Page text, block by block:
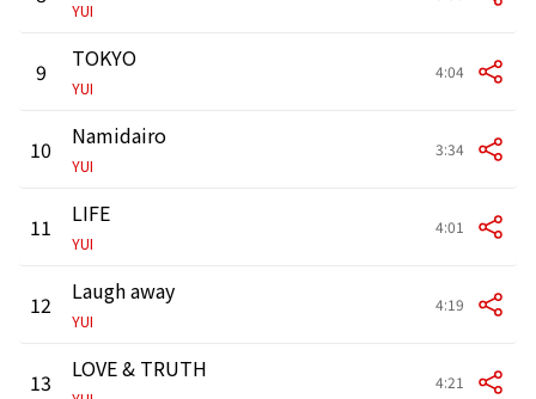
YUI
9 TOKYO
YUI
4:04
10 Namidairo
YUI
3:34
11 LIFE
YUI
4:01
12 Laugh away
YUI
4:19
13 LOVE & TRUTH 4:21